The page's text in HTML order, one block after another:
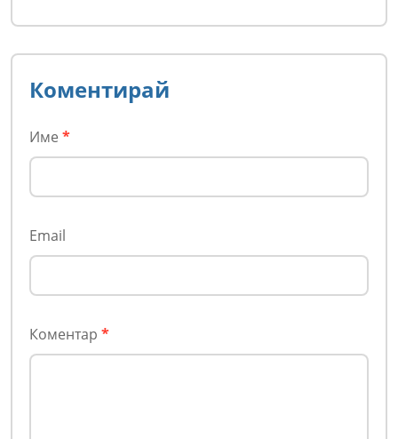
Коментирай
Име *
Email
Коментар *